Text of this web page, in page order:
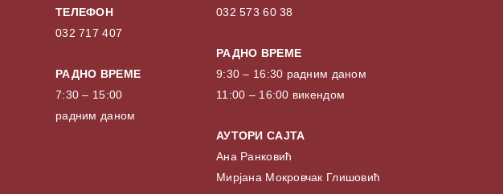
ТЕЛЕФОН
032 717 407
РАДНО ВРЕМЕ
7:30 – 15:00
радним даном
032 573 60 38
РАДНО ВРЕМЕ
9:30 – 16:30 радним даном
11:00 – 16:00 викендом
АУТОРИ САЈТА
Ана Ранковић
Мирјана Мокровчак Глишовић